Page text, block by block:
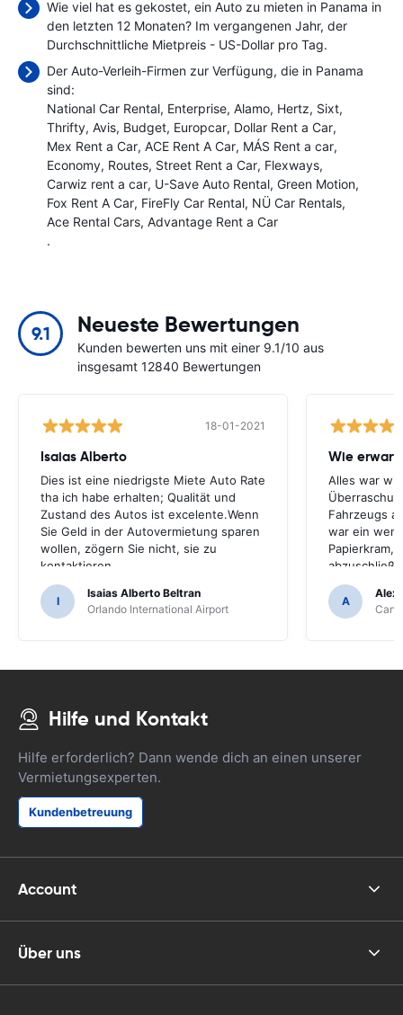
Wie viel hat es gekostet, ein Auto zu mieten in Panama in
den letzten 12 Monaten? Im vergangenen Jahr, der
Durchschnittliche Mietpreis - US-Dollar pro Tag.
Der Auto-Verleih-Firmen zur Verfügung, die in Panama
sind:
National Car Rental Enterprise Alamo Hertz Sixt
Thrifty Avis Budget Europcar Dollar Rent a Car
Mex Rent a Car ACE Rent A Car MÁS Rent a car
Economy Routes Street Rent a Car Flexways
Carwiz rent a car U-Save Auto Rental Green Motion
Fox Rent A Car FireFly Car Rental NÜ Car Rentals
Ace Rental Cars Advantage Rent a Car
.
9.1 Neueste Bewertungen
Kunden bewerten uns mit einer 9.1/10 aus
insgesamt 12840 Bewertungen
18-01-2021
Isaias Alberto
Dies ist eine niedrigste Miete Auto Rate
tha ich habe erhalten; Qualität und
Zustand des Autos ist excelente.Wenn
Sie Geld in der Autovermietung sparen
wollen, zögern Sie nicht, sie zu
kontaktieren
I
Isaias Alberto Beltran
Orlando International Airport
Wie
Alles war
Fahrzeugs
war ein
Papierkram,
behandelt.
A
Alex
Hilfe und Kontakt
Hilfe erforderlich? Dann wende dich an einen unserer
Vermietungsexperten.
Kundenbetreuung
Account
Über uns